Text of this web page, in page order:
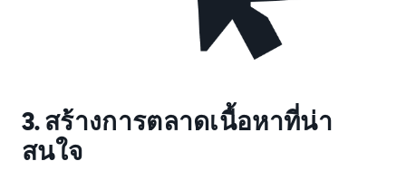
3. สร้างการตลาดเนื้อหาที่น่า
สนใจ